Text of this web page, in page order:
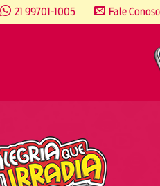
21 99701-1005 Fale